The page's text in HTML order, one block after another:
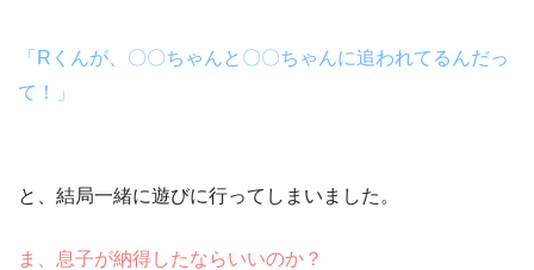
「 R くんが、〇〇ちゃんと〇〇ちゃんに追われてるんだっ
て！」
と、結局一緒に遊びに行ってしまいました。
ま、息子が納得したならいいのか？